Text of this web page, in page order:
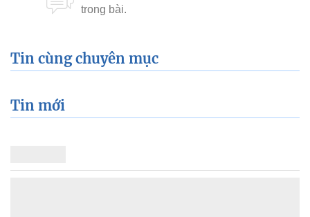
Tin cùng chuyên mục
Tin mới